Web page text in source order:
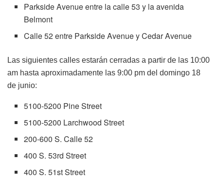
Parkside Avenue entre la calle 53 y la avenida
Belmont
Calle 52 entre Parkside Avenue y Cedar Avenue
Las siguientes calles estarán cerradas a partir de las 10:00
am hasta aproximadamente las 9:00 pm del domingo 18
de junio:
5100-5200 Pine Street
5100-5200 Larchwood Street
200-600 S. Calle 52
400 S. 53rd Street
400 S. 51st Street